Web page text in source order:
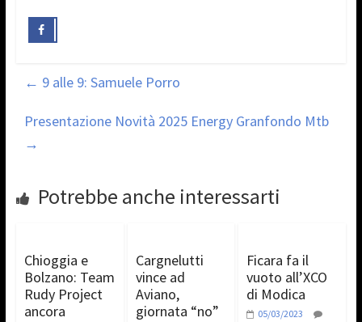
← 9 alle 9: Samuele Porro
Presentazione Novità 2025 Energy Granfondo Mtb
→
Potrebbe anche interessarti
Chioggia e
Bolzano: Team
Rudy Project
ancora
Cargnelutti
vince ad
Aviano,
giornata “no”
Ficara fa il
vuoto all’XCO
di Modica
05/03/2023